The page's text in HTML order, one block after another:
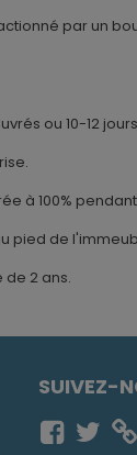
par un
ou 10-12
à 100%
pied de
2 ans.
SUIVEZ-